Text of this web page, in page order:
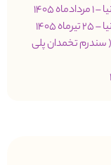
تغییر نام اثرگذار PMOS به جای PCOS ( سندرم تخمدان پلی